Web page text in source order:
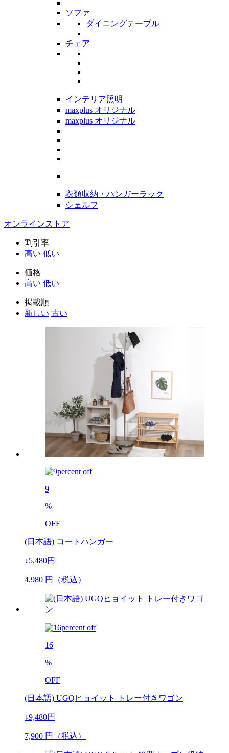
ソファ
ダイニングテーブル
チェア
インテリア照明
maxplus オリジナル
maxplus オリジナル
衣類収納・ハンガーラック
シェルフ
オンラインストア
割引率
高い 低い
価格
高い 低い
掲載順
新しい 古い
9
%
OFF
(日本語) コートハンガー
↓5,480円
4,980 円（税込）
16
%
OFF
(日本語) UGQヒョイット トレー付きワゴン
↓9,480円
7,900 円（税込）